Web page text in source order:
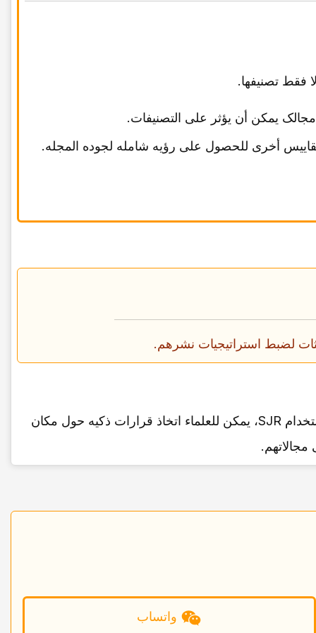
فقط تصنیفها.
یمکن أن یؤثر على التصنیفات.
SCImago Journal Rank هو أداه مهمه للباحثین الذین یرغبون فی النشر بفعالیه وزیاده تأثیرهم الأکادیمی. من خلال استخدام SJR، یمکن للعلماء اتخاذ قرارات ذکیه حول مکان
واتساب